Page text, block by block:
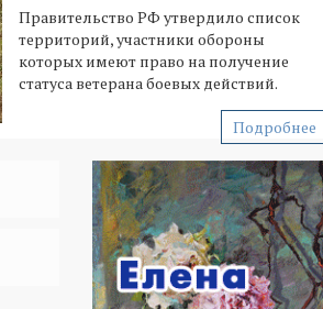
Правительство РФ утвердило список
территорий, участники обороны
которых имеют право на получение
статуса ветерана боевых действий.
Подробнее